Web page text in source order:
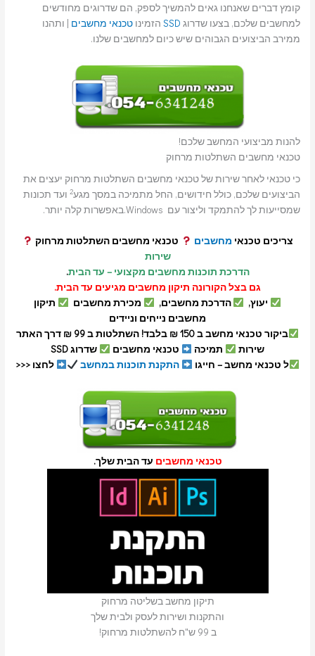
קומץ דברים שאנחנו גאים להמשיך לספק, הם שדרוגים מחודשים
למחשבים שלכם, בצעו שדרוג SSD הזמינוטכנאי מחשבים | ותהנו
ממירב הביצועים הגבוהים שיש כיום למחשבים שלנו.
להנות מביצועי המחשב שלכם!
טכנאי מחשבים השתלטות מרחוק
כי טכנאי לאחר שירות של טכנאי מחשבים השתלטות מרחוק יעצים את
הביצועים שלכם, כולל חידושים, החל מתמיכה במסך מגע2 ועד תכונות
שמסייעות לך להתמקד וליצור עם Windows.באפשרות קלה יותר.
צריכים טכנאי מחשבים
טכנאי מחשבים השתלטות מרחוק
שירות
הדרכת תוכנות מחשבים מקצועי – עד הבית.
גם בצל הקורונה תיקון מחשבים מגיעים עד הבית.
יעוץ,
הדרכת מחשבים, מכירת מחשבים
תיקון
מחשבים נייחים וניידים
ביקור טכנאי מחשב ב 150 ₪ בלבד! השתלטות ב 99 ₪ דרך האתר
שירות
תמיכה טכנאי מחשבים
שדרוג SSD
ל טכנאי מחשב – חייגו
התקנת תוכנות במחשב לחצו <<<
טכנאי מחשבים עד הבית שלך.
תיקון מחשב בשליטה מרחוק
והתקנות ושירות לעסק ולבית שלך
ב 99 ש"ח להשתלטות מרחוק!